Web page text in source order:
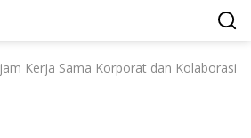
Kerja Sama Korporat dan Kolaborasi